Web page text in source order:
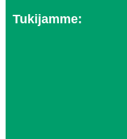
Tukijamme: